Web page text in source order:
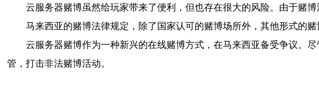
云服务器赌博虽然给玩家带来了便利，但也存在很大的风险。由于赌
马来西亚的赌博法律规定，除了国家认可的赌博场所外，其他形式的
云服务器赌博作为一种新兴的在线赌博方式，在马来西亚备受争议。
管，打击非法赌博活动。